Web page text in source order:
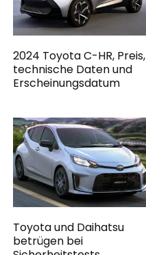
2024 Toyota C-HR, Preis,
technische Daten und
Erscheinungsdatum
Toyota und Daihatsu
betrügen bei